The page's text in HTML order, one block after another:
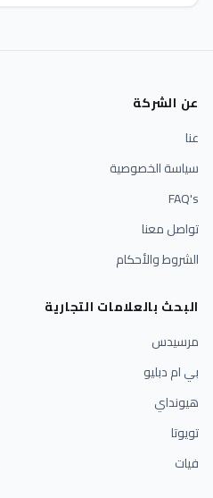
عن الشركة
عنا
سياسة الخصوصية
FAQ's
تواصل معنا
الشروط والأحكام
البحث بالعلامات التجارية
مرسيدس
بي ام دبليو
هيونداي
تويوتا
فيات